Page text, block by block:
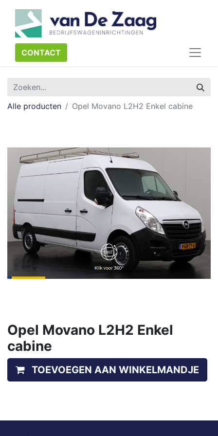
CONTACT​​​​
Alle producten Opel Movano L2H2 Enkel cabine
Opel Movano L2H2 Enkel
cabine
TOEVOEGEN AAN WINKELMANDJE